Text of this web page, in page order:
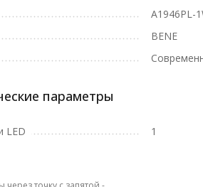
A1946PL-
BENE
параметры
LED
1